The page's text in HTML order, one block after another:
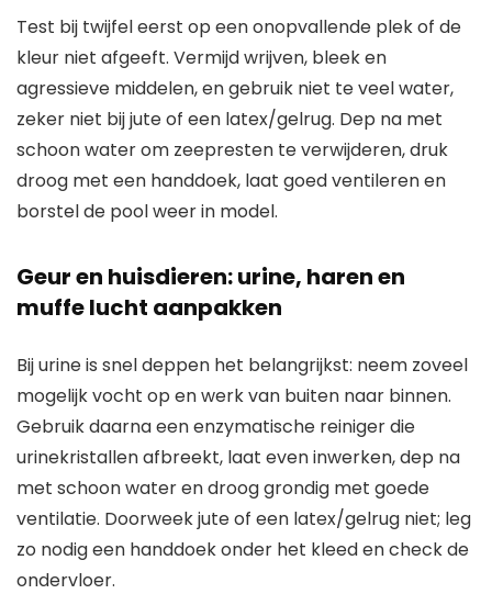
Test bij twijfel eerst op een onopvallende plek of de
kleur niet afgeeft. Vermijd wrijven, bleek en
agressieve middelen, en gebruik niet te veel water,
zeker niet bij jute of een latex/gelrug. Dep na met
schoon water om zeepresten te verwijderen, druk
droog met een handdoek, laat goed ventileren en
borstel de pool weer in model.
Geur en huisdieren: urine, haren en
muffe lucht aanpakken
Bij urine is snel deppen het belangrijkst: neem zoveel
mogelijk vocht op en werk van buiten naar binnen.
Gebruik daarna een enzymatische reiniger die
urinekristallen afbreekt, laat even inwerken, dep na
met schoon water en droog grondig met goede
ventilatie. Doorweek jute of een latex/gelrug niet; leg
zo nodig een handdoek onder het kleed en check de
ondervloer.